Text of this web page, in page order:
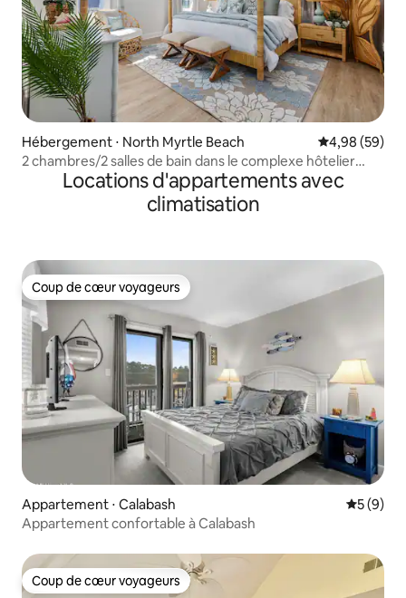
Hébergement ⋅ North Myrtle Beach Évaluation
4,98 (59)
2 chambres/2 salles de bain dans le complexe hôtelier
Barefoot - Piscines, golf, shopping
Locations d'appartements avec
climatisation
Coup de cœur voyageurs
Coup de cœur voyageurs
Appartement ⋅ Calabash
5 (9)
Appartement confortable à Calabash
Coup de cœur voyageurs
Coup de cœur voyageurs